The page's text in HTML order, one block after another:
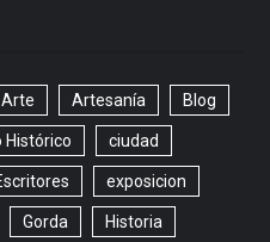
Arte Artesanía Blog
Histórico ciudad
exposicion
Gorda Historia